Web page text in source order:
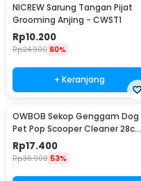
NICREW Sarung Tangan Pijat
Grooming Anjing - CWST1
Rp10.200
Rp24.900 60%
+ Keranjang
OWBOB Sekop Genggam Dog
Pet Pop Scooper Cleaner 28cm
- A11707
Rp17.400
Rp36.900 53%